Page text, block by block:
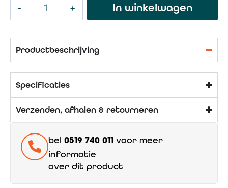
In winkelwagen
Productbeschrijving
Specificaties
Verzenden, afhalen & retourneren
bel 0519 740 011 voor meer
informatie
over dit product